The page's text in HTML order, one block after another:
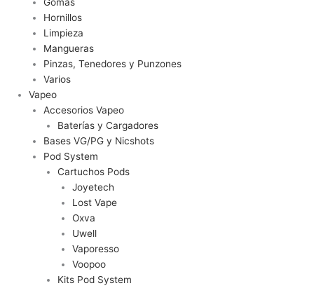
Hornillos
Limpieza
Mangueras
Pinzas, Tenedores y Punzones
Varios
Vapeo
Accesorios Vapeo
Baterías y Cargadores
Bases VG/PG y Nicshots
Pod System
Cartuchos Pods
Joyetech
Lost Vape
Oxva
Uwell
Vaporesso
Voopoo
Kits Pod System